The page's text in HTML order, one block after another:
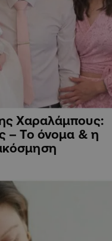
Χαραλάμπους:
– Το όνομα & η